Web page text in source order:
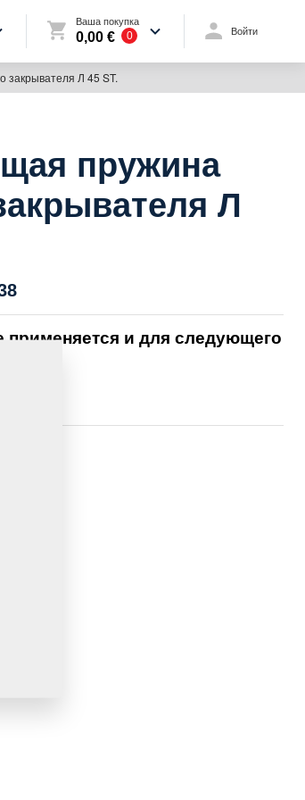
Ваша покупка
0,00 € 0 Войти
закрывателя Л 45 ST.
пружина
Л
применяется и для следующего